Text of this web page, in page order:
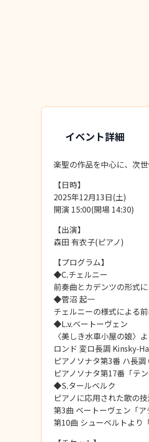
イベント詳細
楽聖の作品を中心に、次
【日時】
2025年12月13日(土)
開演 15:00(開場 14:30)
【出演】
森田 有衣子(ピアノ)
【プログラム】
◆C.チェルニー
前奏曲とカデンツの形式
◆菅沼 起一
チェルニーの様式による
◆L.v.ベートーヴェン
〈美しき水車小屋の娘〉
ロンド 変ロ長調 Kinsky-
ピアノソナタ第3番 ハ長調
ピアノソナタ第17番「テ
◆S.タールベルク
ピアノに応用された歌の
第3曲 ベートーヴェン「ア
第10曲 シューベルトよ